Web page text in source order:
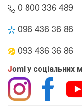
0 800 336 489
096 436 36 86
093 436 36 86
Jomi у соціальних